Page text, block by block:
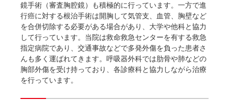
鏡手術（審査胸腔鏡）も積極的に行っています。一方で進
行癌に対する根治手術は開胸して気管支、血管、胸壁など
を合併切除する必要がある場合があり、大学や他科と協力
して行っています。当院は救命救急センターを有する救急
指定病院であり、交通事故などで多発外傷を負った患者さ
んも多く運ばれてきます。呼吸器外科では肋骨や肺などの
胸部外傷を受け持っており、各診療科と協力しながら治療
を行っています。